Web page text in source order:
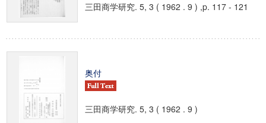
三田商学研究. 5, 3 ( 1962 . 9 ) ,p. 117 - 121
奥付
三田商学研究. 5, 3 ( 1962 . 9 )